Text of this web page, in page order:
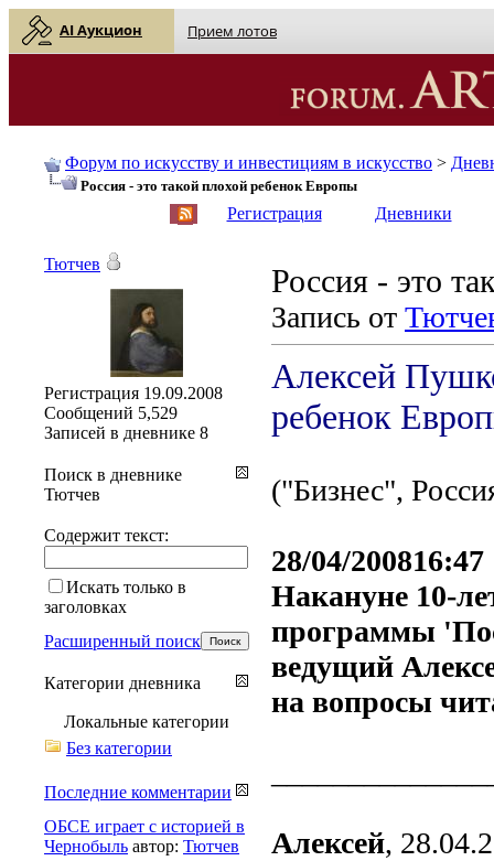
AI Аукцион Прием лотов
Форум по искусству и инвестициям в искусство >
Россия - это такой плохой ребенок Европы
Регистрация Дневники
Россия - это
Запись от
Алексей
ребенок
("Бизнес",
28/04/200816:47
Накануне 10-
программы
ведущий
на вопросы
Алексей,
Тютчев
Регистрация 19.09.2008
Сообщений 5,529
Записей в дневнике 8
Поиск в дневнике
Тютчев
Содержит текст:
Искать только в
заголовках
Расширенный поиск
Категории дневника
Локальные категории
Без категории
Последние комментарии
ОБСЕ играет с историей в
Чернобыль автор: Тютчев